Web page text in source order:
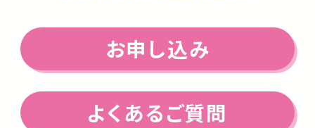
お申し込み
よくあるご質問